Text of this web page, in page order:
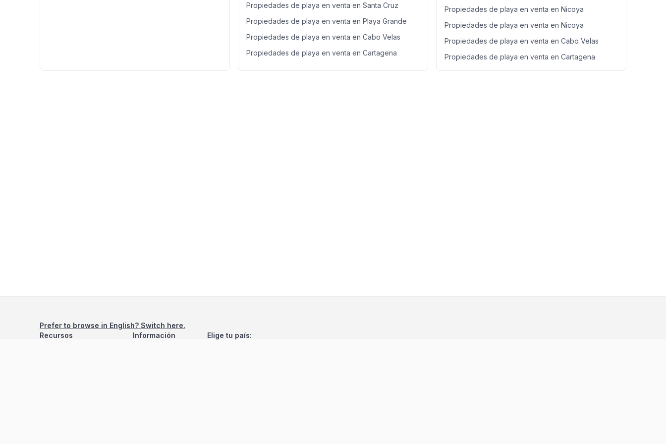
Propiedades de playa en venta en Santa Cruz
Propiedades de playa en venta en Playa Grande
Propiedades de playa en venta en Cabo Velas
Propiedades de playa en venta en Cartagena
Propiedades de playa en venta en Nicoya
Propiedades de playa en venta en Nicoya
Propiedades de playa en venta en Cabo Velas
Propiedades de playa en venta en Cartagena
Prefer to browse in English? Switch here.
Recursos
Información Elige tu país: